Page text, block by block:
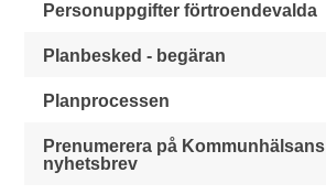
Personuppgifter förtroendevalda
Planbesked - begäran
Planprocessen
Prenumerera på Kommunhälsans
nyhetsbrev